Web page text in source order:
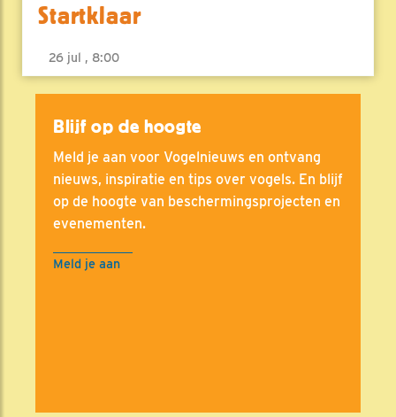
Startklaar
26 jul , 8:00
Blijf op de hoogte
Meld je aan voor Vogelnieuws en ontvang
nieuws, inspiratie en tips over vogels. En blijf
op de hoogte van beschermingsprojecten en
evenementen.
Meld je aan